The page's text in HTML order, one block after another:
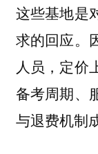
这些基地是
求的回应。
人员， 定价
备考周期、
与退费机制